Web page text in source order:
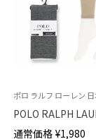
POLO RALPH
軽いレギンス 10分
通常価格 ¥1,980